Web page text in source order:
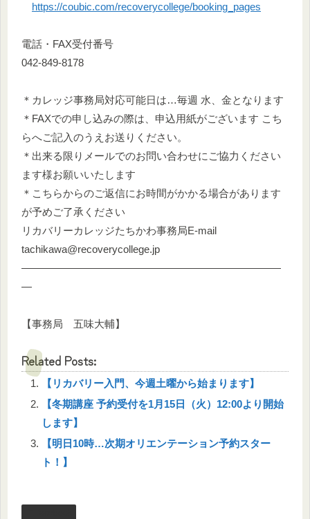
https://coubic.com/recoverycollege/booking_pages
電話・FAX受付番号
042-849-8178
＊カレッジ事務局対応可能日は…毎週 水、金となります
＊FAXでの申し込みの際は、申込用紙がございます こち
らへご記入のうえお送りください。
＊出来る限りメールでのお問い合わせにご協力ください
ます様お願いいたします
＊こちらからのご返信にお時間がかかる場合があります
が予めご了承ください
リカバリーカレッジたちかわ事務局E-mail
tachikawa@recoverycollege.jp
―――――――――――――――――――――――――
―
【事務局 五味大輔】
Related Posts:
【リカバリー入門、今週土曜から始まります】
【冬期講座 予約受付を1月15日（火）12:00より開始
します】
【明日10時…次期オリエンテーション予約スター
ト！】